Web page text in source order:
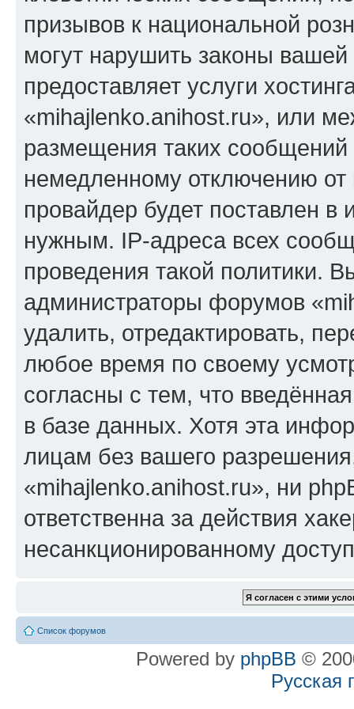
призывов к национальной
могут нарушить законы
предоставляет услуги
«mihajlenko.anihost.ru», или
размещения таких
немедленному отключению
провайдер будет поставлен в
нужным. IP-адреса всех
проведения такой политики.
администраторы форумов
удалить, отредактировать,
любое время по своему
согласны с тем, что
в базе данных. Хотя эта
лицам без вашего
«mihajlenko.anihost.ru», ни
ответственна за действия
несанкционированному
Список форумов
Powered by phpBB ©
Русская